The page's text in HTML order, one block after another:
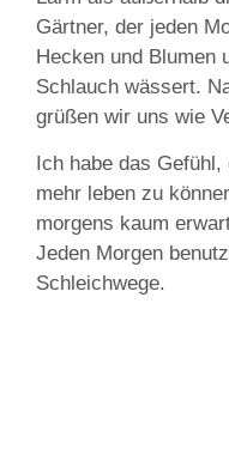
Gärtner, der jeden
Hecken und Blumen
Schlauch wässert.
grüßen wir uns wie
Ich habe das
mehr leben zu
morgens kaum
Jeden Morgen
Schleichwege.